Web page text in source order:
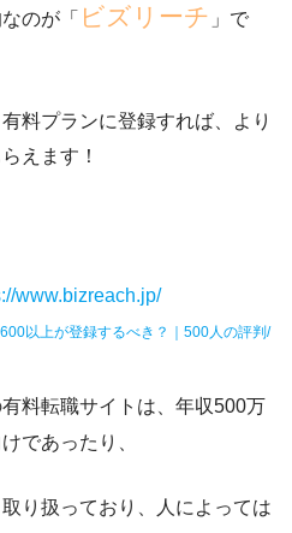
のが「 ビズリーチ 」で
有料プランに登録すれば、より
えます！
www.bizreach.jp/
以上が登録するべき？｜500人の評判/
料転職サイトは、年収500万
であったり、
り扱っており、人によっては